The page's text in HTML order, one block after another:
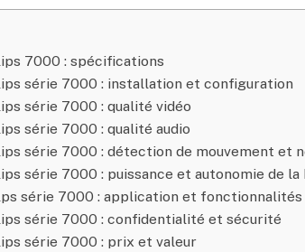
7000 : spécifications
série 7000 : installation et configuration
série 7000 : qualité vidéo
série 7000 : qualité audio
série 7000 : détection de mouvement et
série 7000 : puissance et autonomie de
série 7000 : application et
série 7000 : confidentialité et sécurité
série 7000 : prix et valeur